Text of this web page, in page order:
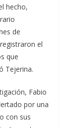
hecho,
de
el
que
Tejerina.
Fabio
por una
con sus